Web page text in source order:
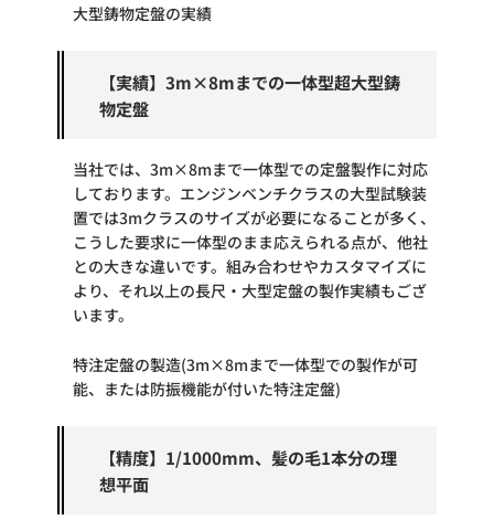
大型鋳物定盤の実績
【実績】3m×8mまでの一体型超大型鋳
物定盤
当社では、3m×8mまで一体型での定盤製作に対応
しております。エンジンベンチクラスの大型試験装
置では3mクラスのサイズが必要になることが多く、
こうした要求に一体型のまま応えられる点が、他社
との大きな違いです。組み合わせやカスタマイズに
より、それ以上の長尺・大型定盤の製作実績もござ
います。
特注定盤の製造(3m×8mまで一体型での製作が可
能、または防振機能が付いた特注定盤)
【精度】1/1000mm、髪の毛1本分の理
想平面